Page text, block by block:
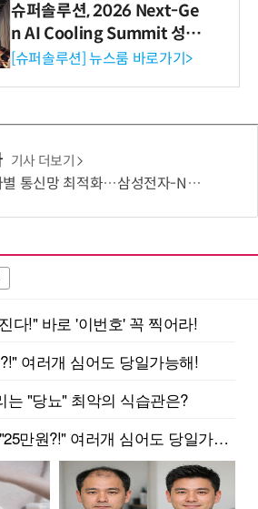
슈퍼솔루션, 2026 Next-Ge
n AI Cooling Summit 성황
리 성료
[슈퍼솔루션] 뉴스룸 바로가기>
기사 더보기
망 최적화…삼성전자-NTT도코모 기술 검증